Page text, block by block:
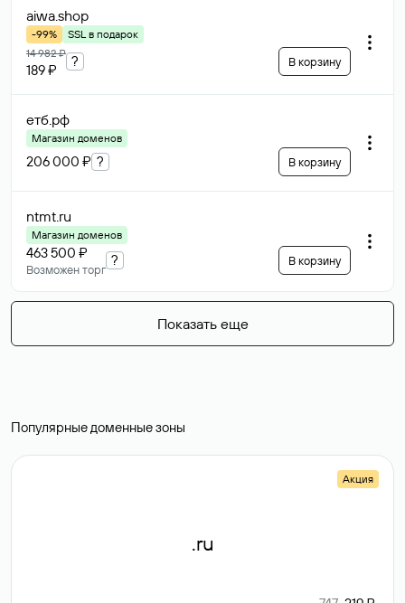
aiwa.shop
-99%
SSL в подарок
14 982 ₽
189 ₽
? В корзину
етб.рф
Магазин доменов
206 000 ₽ ? В корзину
ntmt.ru
Магазин доменов
463 500 ₽
Возможен торг
? В корзину
Показать еще
Популярные доменные зоны
Акция
.ru